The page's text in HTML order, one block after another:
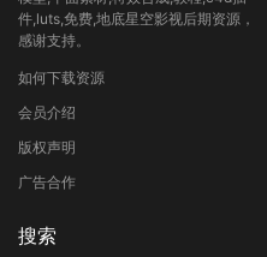
件,luts,免费,地底星空影视后期资源，
感谢支持。
如何下载资源
会员介绍
版权声明
广告合作
搜索